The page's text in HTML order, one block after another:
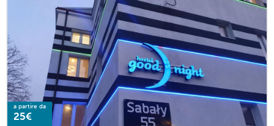
a partire da
25€